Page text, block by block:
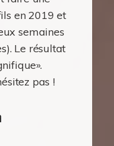
en 2019 et
semaines
Le résultat
pas !